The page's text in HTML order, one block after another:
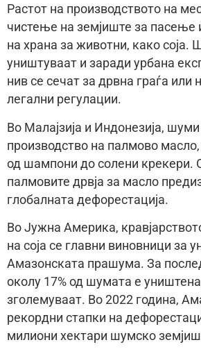
Растот на производството на
чистење на земјиште за пасење
на храна за животни, како соја.
уништуваат и заради урбана
нив се сечат за дрвна граѓа или
легални регулации.
Во Малајзија и Индонезија,
производство на палмово
од шампони до солени крекери.
палмовите дрвја за масло
глобалната дефорестација.
Во Јужна Америка,
на соја се главни виновници за
Амазонската прашума. За
околу 17% од шумата е
зголемуваат. Во 2022 година,
рекордни стапки на
милиони хектари шумско